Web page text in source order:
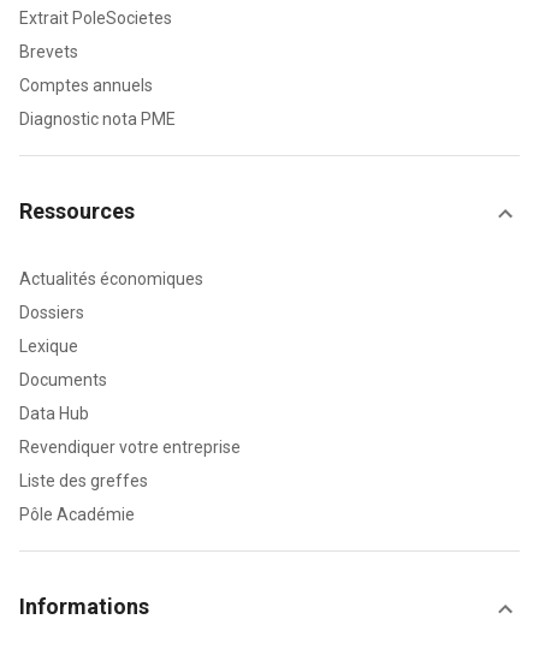
Extrait PoleSocietes
Brevets
Comptes annuels
Diagnostic nota PME
Ressources
Actualités économiques
Dossiers
Lexique
Documents
Data Hub
Revendiquer votre entreprise
Liste des greffes
Pôle Académie
Informations